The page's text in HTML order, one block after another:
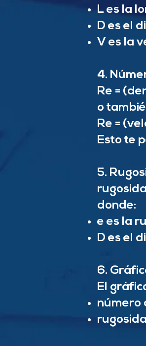
L es la
D es el
V es la
4.
Re =
o
Re =
Esto te
5.
donde:
e es la
D es el
6.
El
número